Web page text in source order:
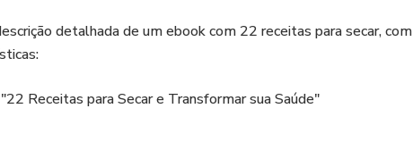
detalhada de um ebook com 22 receitas para secar, com
Receitas para Secar e Transformar sua Saúde"